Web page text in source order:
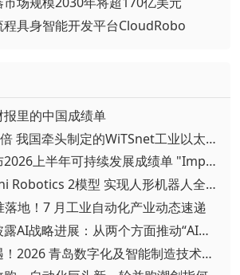
程具身智能开发平台CloudRobo
里的中国成绩单
▪ 性能提升5至10倍 我国牵头制定的WiTSnet工业以太网国际标准正式发布
▪ 施耐德电气发布2026上半年可持续发展成绩单 "Impact 2030"路线图开局稳健
▪ 谷歌发布Gemini Robotics 2模型 实现人形机器人全身智能控制突破
落地！7 月工业自动化产业动态速递
▪ 汇川技术首次披露AI战略进展：从两个方面推动“AI业务化”落地
▪ 聚焦智造新机遇！2026 青岛数字化及智能制造技术论坛圆满落幕